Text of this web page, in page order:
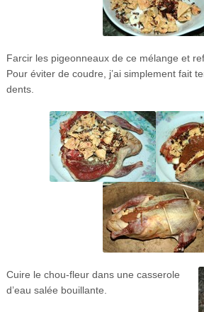
Farcir les pigeonneaux de ce mélange et
Pour éviter de coudre, j’ai simplement fait
dents.
Cuire le chou-fleur dans une casserole
d’eau salée bouillante.